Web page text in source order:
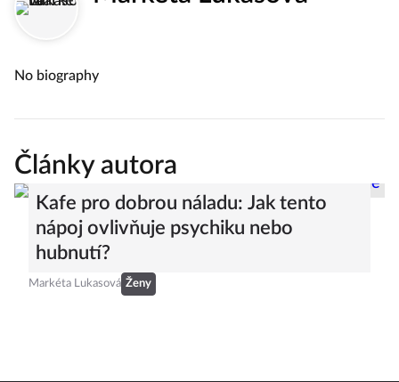
No biography
Články autora
Kafe pro dobrou náladu: Jak tento
nápoj ovlivňuje psychiku nebo
hubnutí?
Markéta Lukasová Ženy